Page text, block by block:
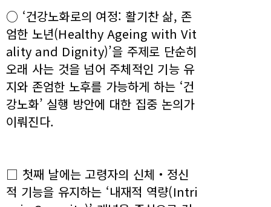
○ ‘건강노화로의 여정: 활기찬 삶, 존
엄한 노년(Healthy Ageing with Vit
ality and Dignity)’을 주제로 단순히
오래 사는 것을 넘어 주체적인 기능 유
지와 존엄한 노후를 가능하게 하는 ‘건
강노화’ 실행 방안에 대한 집중 논의가
이뤄진다.
□ 첫째 날에는 고령자의 신체‧정신
적 기능을 유지하는 ‘내재적 역량(Intri